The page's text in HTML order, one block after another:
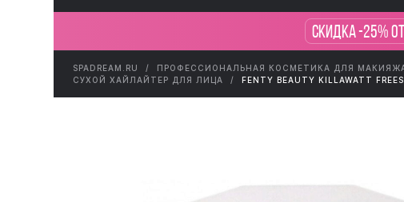
Скидка -25%
SPADREAM.RU ПРОФЕССИОНАЛЬНАЯ КОСМЕТИКА ДЛЯ
СУХОЙ ХАЙЛАЙТЕР ДЛЯ ЛИЦА
FENTY BEAUTY KILLAWATT